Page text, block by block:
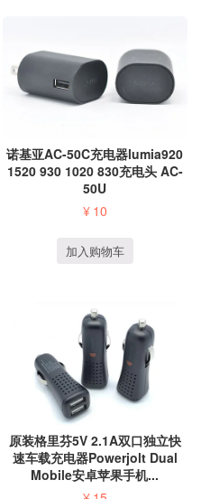
诺基亚AC-50C充电器lumia920
1520 930 1020 830充电头 AC-
50U
¥ 10
加入购物车
原装格里芬5V 2.1A双口独立快
速车载充电器Powerjolt Dual
Mobile安卓苹果手机...